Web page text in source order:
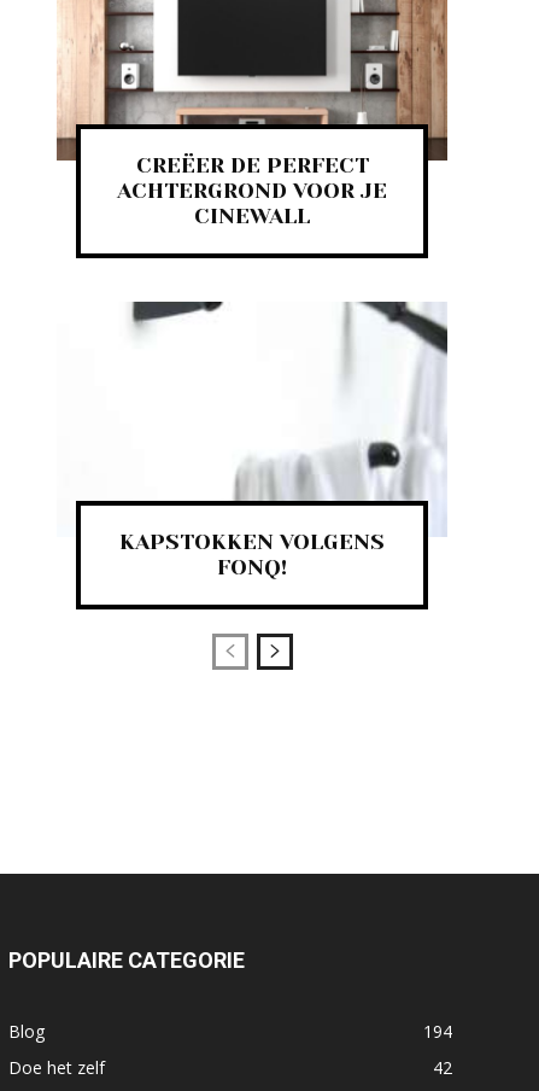
CREËER DE PERFECT
ACHTERGROND VOOR JE
CINEWALL
KAPSTOKKEN VOLGENS
FONQ!
POPULAIRE CATEGORIE
Blog
194
Doe het zelf
42